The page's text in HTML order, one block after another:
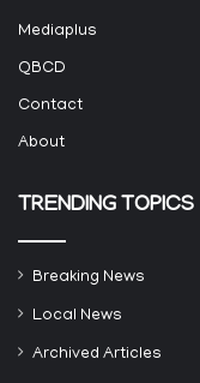
Mediaplus
QBCD
Contact
About
TRENDING TOPICS
Breaking News
Local News
Archived Articles